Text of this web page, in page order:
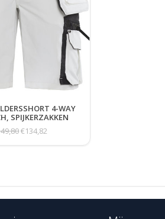
4-WAY
SPIJKERZAKKEN
€134,82